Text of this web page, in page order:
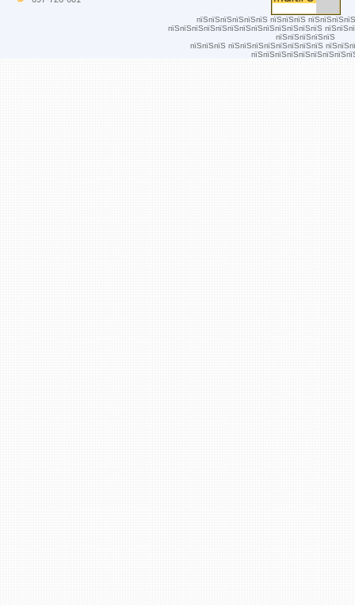
пїЅпїЅпїЅпїЅпїЅпїЅ пїЅпїЅпїЅ
пїЅпїЅпїЅпїЅпїЅпїЅпїЅпїЅпїЅпїЅпїЅпїЅпїЅ
пїЅпїЅпїЅпїЅпїЅ
пїЅпїЅпїЅ пїЅпїЅпїЅпїЅпїЅпїЅпїЅпїЅ